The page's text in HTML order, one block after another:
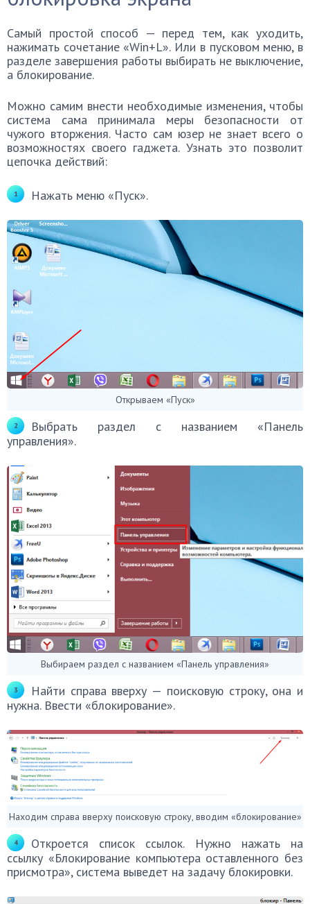
Самый простой способ — перед тем, как уходить,
нажимать сочетание «Win+L». Или в пусковом меню, в
разделе завершения работы выбирать не выключение,
а блокирование.
Можно самим внести необходимые изменения, чтобы
система сама принимала меры безопасности от
чужого вторжения. Часто сам юзер не знает всего о
возможностях своего гаджета. Узнать это позволит
цепочка действий:
Нажать меню «Пуск».
Открываем «Пуск»
Выбрать раздел с названием «Панель
управления».
Выбираем раздел с названием «Панель управления»
Найти справа вверху — поисковую строку, она и
нужна. Ввести «блокирование».
Находим справа вверху поисковую строку, вводим «блокирование»
Откроется список ссылок. Нужно нажать на
ссылку «Блокирование компьютера оставленного без
присмотра», система выведет на задачу блокировки.